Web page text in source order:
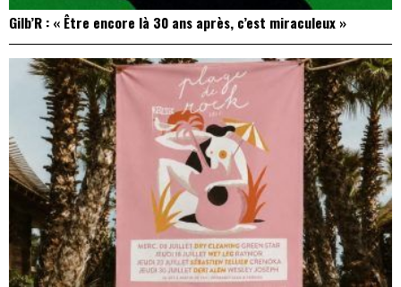
Gilb’R : « Être encore là 30 ans après, c’est miraculeux »